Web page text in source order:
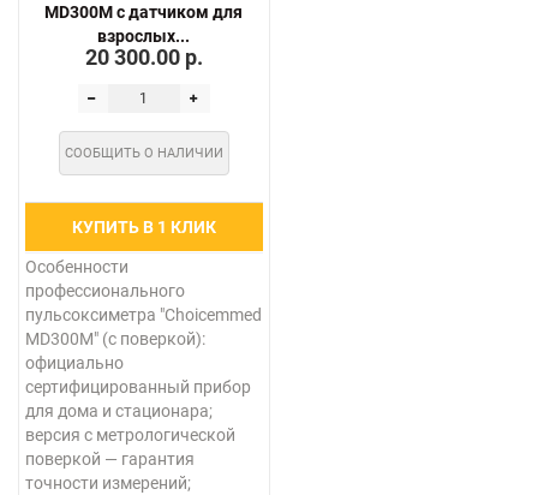
MD300M с датчиком для
взрослых...
20 300.00 р.
СООБЩИТЬ О НАЛИЧИИ
КУПИТЬ В 1 КЛИК
Особенности
профессионального
пульсоксиметра "Choicemmed
MD300M" (с поверкой):
официально
сертифицированный прибор
для дома и стационара;
версия с метрологической
поверкой — гарантия
точности измерений;